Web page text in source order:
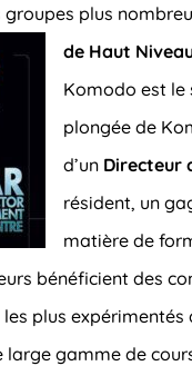
plus
de Haut
Komodo est le
plongée de
d’un Directeur
résident, un
matière de
bénéficient des
plus expérimentés
large gamme de